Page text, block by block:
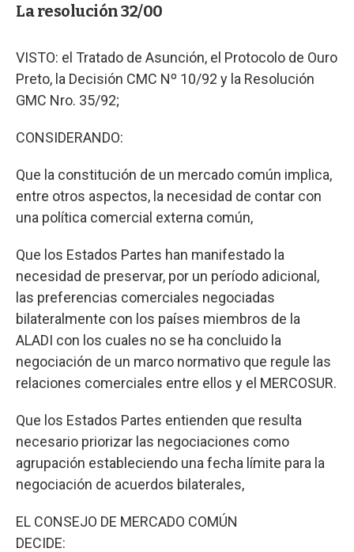
La resolución 32/00
VISTO: el Tratado de Asunción, el Protocolo de Ouro
Preto, la Decisión CMC Nº 10/92 y la Resolución
GMC Nro. 35/92;
CONSIDERANDO:
Que la constitución de un mercado común implica,
entre otros aspectos, la necesidad de contar con
una política comercial externa común,
Que los Estados Partes han manifestado la
necesidad de preservar, por un período adicional,
las preferencias comerciales negociadas
bilateralmente con los países miembros de la
ALADI con los cuales no se ha concluido la
negociación de un marco normativo que regule las
relaciones comerciales entre ellos y el MERCOSUR.
Que los Estados Partes entienden que resulta
necesario priorizar las negociaciones como
agrupación estableciendo una fecha límite para la
negociación de acuerdos bilaterales,
EL CONSEJO DE MERCADO COMÚN
DECIDE: